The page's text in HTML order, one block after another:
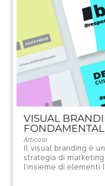
VISUAL
Articolo
Il visual branding è
strategia di
l’insieme di elementi